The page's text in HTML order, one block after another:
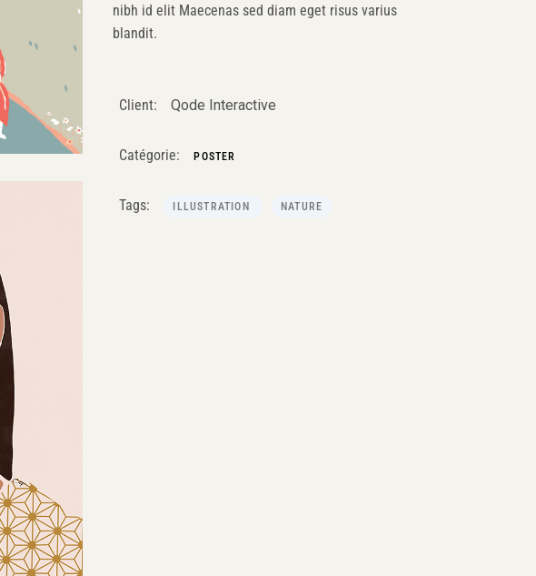
nibh id elit Maecenas sed diam eget risus varius
blandit.
Client: Qode Interactive
Catégorie: POSTER
Tags: ILLUSTRATION NATURE